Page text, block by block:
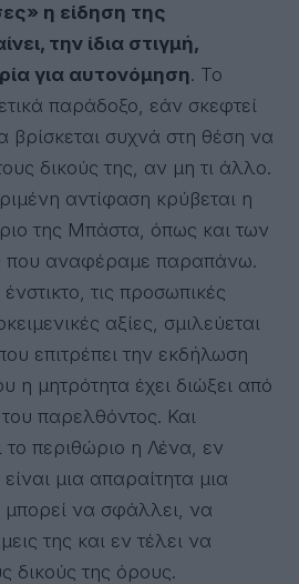
η είδηση της
την ίδια στιγμή,
για αυτονόμηση. Το
παράδοξο, εάν σκεφτεί
βρίσκεται συχνά στη θέση να
δικούς της, αν μη τι άλλο.
αντίφαση κρύβεται η
της Μπάστα, όπως και των
που αναφέραμε παραπάνω.
τις προσωπικές
αξίες, σμιλεύεται
επιτρέπει την εκδήλωση
η μητρότητα έχει διώξει από
παρελθόντος. Και
περιθώριο η Λένα, εν
μια απαραίτητα μια
να σφάλλει, να
της και εν τέλει να
δικούς της όρους.